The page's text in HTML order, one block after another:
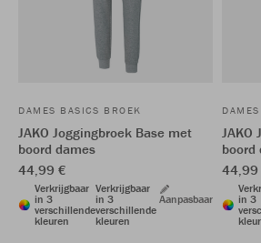
DAMES BASICS BROEK
JAKO Joggingbroek Base met
boord dames
44,99 €
Verkrijgbaar
in 3
verschillende
kleuren
Verkrijgbaar
in 3
verschillende
kleuren
Aanpasbaar
JAKO
boord
44,99
in 3